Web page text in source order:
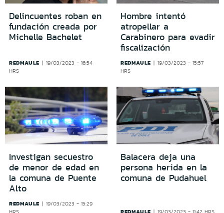
Delincuentes roban en
fundación creada por
Michelle Bachelet
REDMAULE
19/03/2023 - 16:54
HRS
Hombre intentó
atropellar a
Carabinero para evadir
fiscalización
REDMAULE
19/03/2023 - 15:57
HRS
Investigan secuestro
de menor de edad en
la comuna de Puente
Alto
REDMAULE
19/03/2023 - 15:29
Balacera deja una
persona herida en la
comuna de Pudahuel